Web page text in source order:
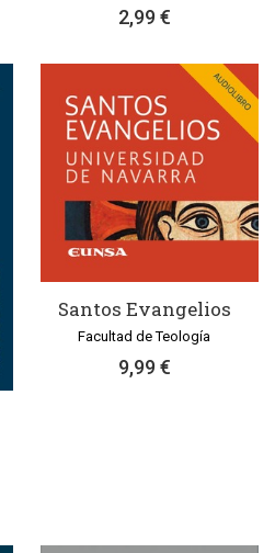
2,99 €
Santos Evangelios
Facultad de Teología
9,99 €